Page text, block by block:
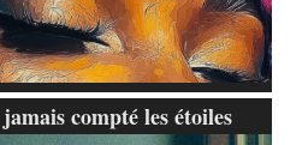
compté les étoiles